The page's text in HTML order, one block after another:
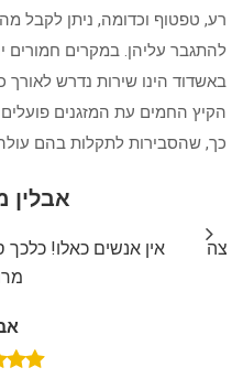
רע, טפטוף וכדומה, ניתן לקבל
להתגבר עליהן. במקרים חמורים
באשדוד הינו שירות נדרש
הקיץ החמים עת המזגנים
כך, שהסבירות לתקלות בהם
אבלין
אין אנשים כאלו!